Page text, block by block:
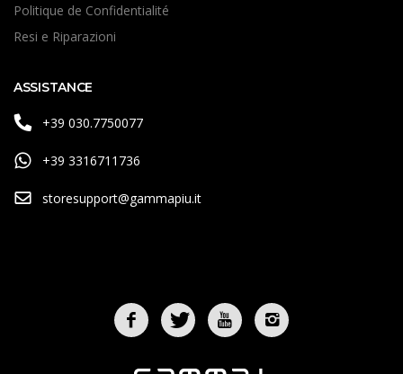
Politique de Confidentialité
Resi e Riparazioni
ASSISTANCE
+39 030.7750077
+39 3316711736
storesupport@gammapiu.it